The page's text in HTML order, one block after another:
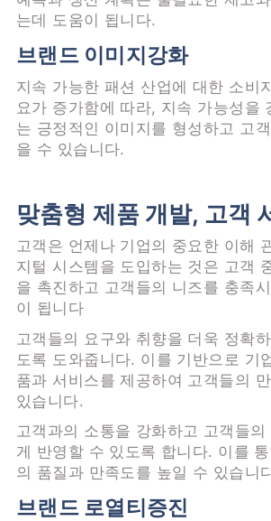
는데 도움이 됩니다.
브랜드 이미지강화
지속 가능한 패션 산업에 대한 소비
요가 증가함에 따라, 지속 가능성을
는 긍정적인 이미지를 형성하고 고
을 수 있습니다.
맞춤형 제품 개발, 고객
고객은 언제나 기업의 중요한 이해
지털 시스템을 도입하는 것은 고객
을 촉진하고 고객들의 니즈를 충족
이 됩니다
고객들의 요구와 취향을 더욱 정확
도록 도와줍니다. 이를 기반으로 기
품과 서비스를 제공하여 고객들의
있습니다.
고객과의 소통을 강화하고 고객들
게 반영할 수 있도록 합니다. 이를
의 품질과 만족도를 높일 수 있습니
브랜드 로열티증진